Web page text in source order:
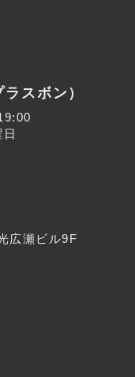
スボン）
広瀬ビル9F